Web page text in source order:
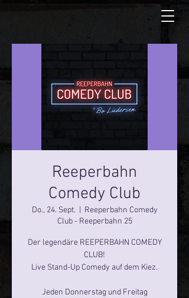
Reeperbahn
Comedy Club
Do., 24. Sept.
Reeperbahn Comedy
Club - Reeperbahn 25
Der legendäre REEPERBAHN COMEDY
CLUB!
Live Stand-Up Comedy auf dem Kiez.
Jeden Donnerstag und Freitag